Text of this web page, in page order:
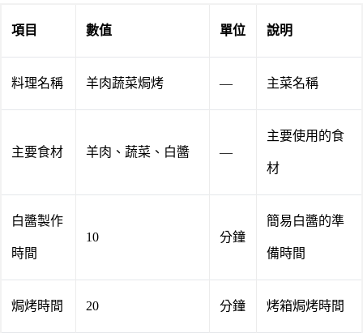
項目 數值 單位 說明
料理名稱 羊肉蔬菜焗烤 — 主菜名稱
主要食材 羊肉、蔬菜、白醬 —
主要使用的食
材
白醬製作
時間
10 分鐘
簡易白醬的準
備時間
焗烤時間 20 分鐘 烤箱焗烤時間